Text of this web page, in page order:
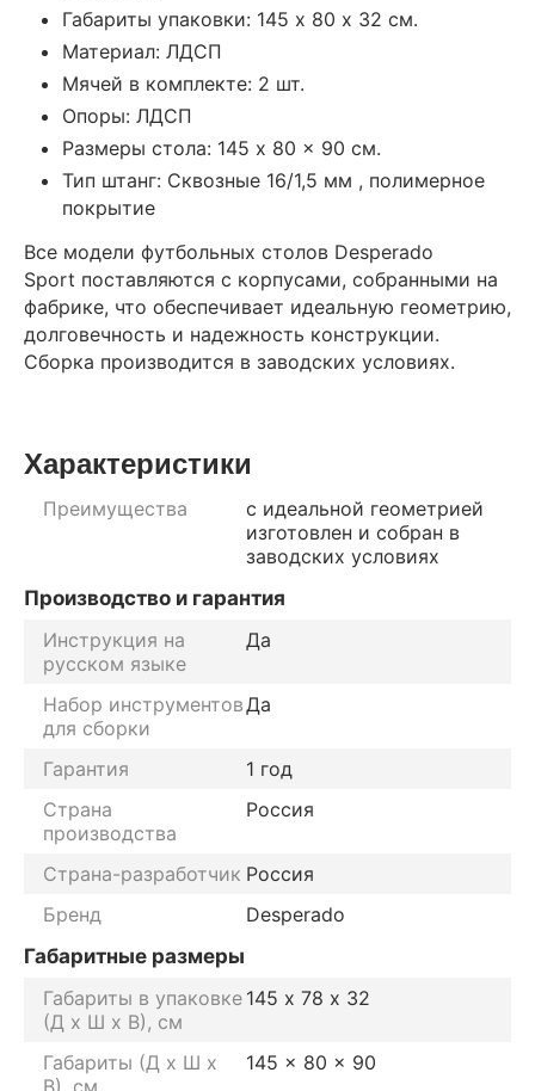
Габариты упаковки: 145 х 80 х 32 см.
Материал: ЛДСП
Мячей в комплекте: 2 шт.
Опоры: ЛДСП
Размеры стола: 145 x 80 x 90 см.
Тип штанг: Сквозные 16/1,5 мм , полимерное
покрытие
Все модели футбольных столов Desperado
Sport поставляются с корпусами, собранными на
фабрике, что обеспечивает идеальную геометрию,
долговечность и надежность конструкции.
Сборка производится в заводских условиях.
Характеристики
Преимущества
с идеальной геометрией
изготовлен и собран в
заводских условиях
Производство и гарантия
Инструкция на
русском языке
Да
Набор инструментов
для сборки
Да
Гарантия
1 год
Страна
производства
Россия
Страна-разработчик Россия
Бренд
Desperado
Габаритные размеры
Габариты в упаковке
(Д х Ш х В), см
145 х 78 х 32
Габариты (Д х Ш х
В), см
145 x 80 x 90